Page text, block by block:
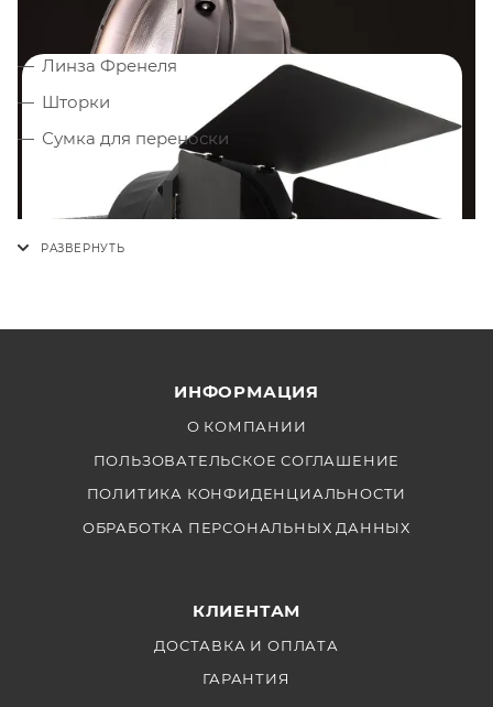
Линза Френеля
Шторки
Сумка для переноски
ИНФОРМАЦИЯ
О КОМПАНИИ
ПОЛЬЗОВАТЕЛЬСКОЕ СОГЛАШЕНИЕ
ПОЛИТИКА КОНФИДЕНЦИАЛЬНОСТИ
ОБРАБОТКА ПЕРСОНАЛЬНЫХ ДАННЫХ
КЛИЕНТАМ
ДОСТАВКА И ОПЛАТА
ГАРАНТИЯ